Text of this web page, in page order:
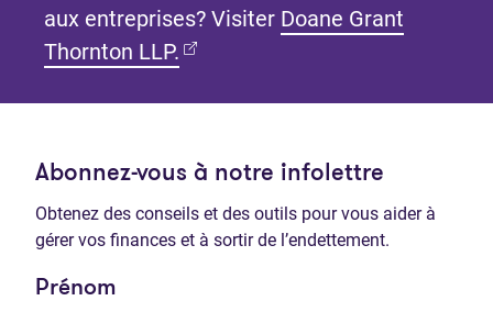
aux entreprises? Visiter Doane Grant
Thornton LLP. (Ouvre dans un nouvel onglet)
Abonnez-vous à notre infolettre
Obtenez des conseils et des outils pour vous aider à
gérer vos finances et à sortir de l’endettement.
Prénom